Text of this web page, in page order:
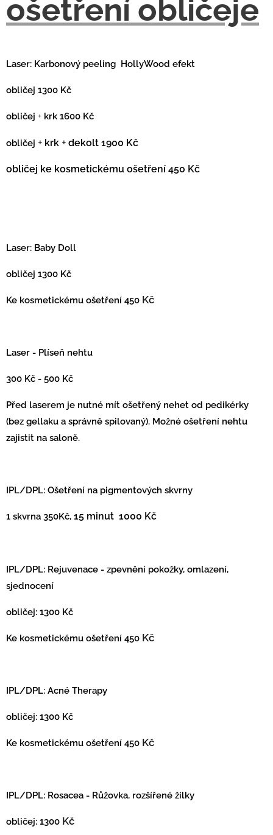
ošetření obličeje
Laser: Karbonový peeling HollyWood efekt
obličej 1300 Kč
obličej + krk 1600 Kč
obličej + krk + dekolt 1900 Kč
obličej ke kosmetickému ošetření 450 Kč
Laser: Baby Doll
obličej 1300 Kč
Ke kosmetickému ošetření 450 Kč
Laser - Plíseň nehtu
300 Kč - 500 Kč
Před laserem je nutné mít ošetřený nehet od pedikérky
(bez gellaku a správně spilovaný). Možné ošetření nehtu
zajistit na saloně.
IPL/DPL: Ošetření na pigmentových skvrny
1 skvrna 350Kč, 15 minut 1000 Kč
IPL/DPL: Rejuvenace - zpevnění pokožky, omlazení,
sjednocení
obličej: 1300 Kč
Ke kosmetickému ošetření 450 Kč
IPL/DPL: Acné Therapy
obličej: 1300 Kč
Ke kosmetickému ošetření 450 Kč
IPL/DPL: Rosacea - Růžovka, rozšířené žilky
obličej: 1300 Kč